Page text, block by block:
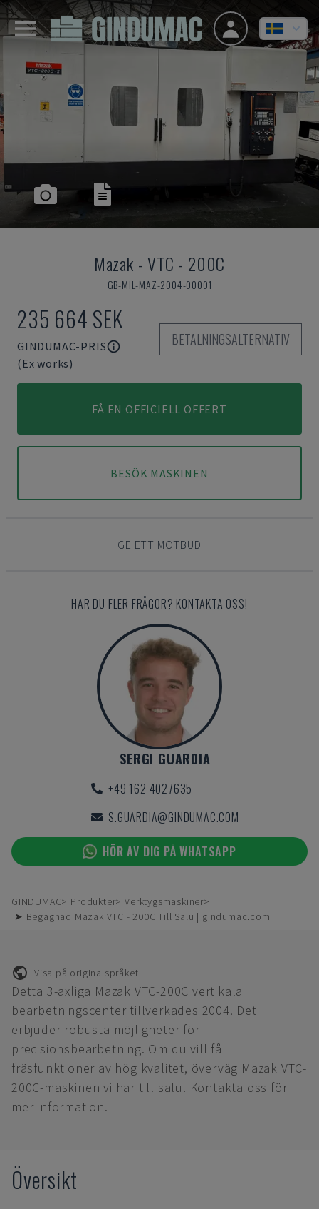
Mazak -VTC - 200C
GB-MIL-MAZ-2004-00001
235 664 SEK
GINDUMAC-PRIS
(Ex works)
BETALNINGSALTERNATIV
FÅ EN OFFICIELL OFFERT
BESÖK MASKINEN
GE ETT MOTBUD
HAR DU FLER FRÅGOR? KONTAKTA OSS!
SERGI GUARDIA
+49 162 4027635
S.GUARDIA@GINDUMAC.COM
HÖR AV DIG PÅ WHATSAPP
GINDUMAC Produkter
Verktygsmaskiner
➤ Begagnad Mazak VTC - 200C Till Salu | gindumac.com
Visa på originalspråket
Detta 3-axliga Mazak VTC-200C vertikala
bearbetningscenter tillverkades 2004. Det
erbjuder robusta möjligheter för
precisionsbearbetning. Om du vill få
fräsfunktioner av hög kvalitet, överväg Mazak VTC-
200C-maskinen vi har till salu. Kontakta oss för
mer information.
Översikt